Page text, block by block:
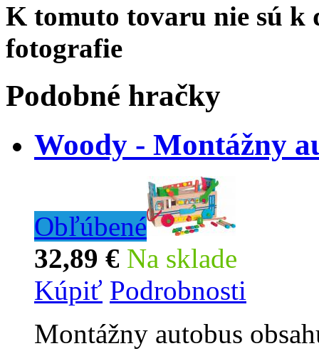
K tomuto tovaru nie sú k
fotografie
Podobné hračky
Woody - Montážny
Obľúbené
32,89 € Na sklade
Kúpiť Podrobnosti
Montážny autobus